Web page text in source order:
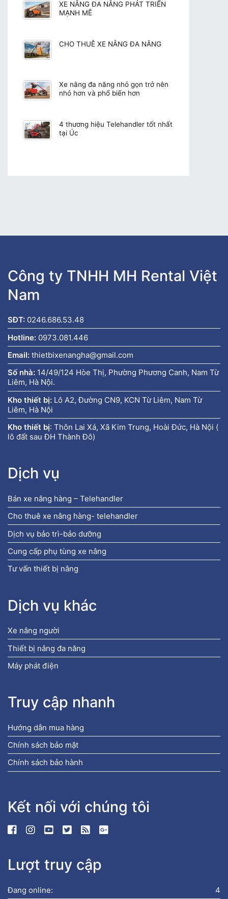
XE NÂNG ĐA NĂNG PHÁT TRIỂN
MẠNH MẼ
CHO THUÊ XE NÂNG ĐA NĂNG
Xe nâng đa năng nhỏ gọn trở nên
nhỏ hơn và phổ biến hơn
4 thương hiệu Telehandler tốt nhất
tại Úc
Công ty TNHH MH Rental Việt
Nam
SĐT: 0246.686.53.48
Hotline: 0973.081.446
Email: thietbixenangha@gmail.com
Số nhà: 14/49/124 Hòe Thị, Phường Phương Canh, Nam Từ
Liêm, Hà Nội.
Kho thiết bị: Lô A2, Đường CN9, KCN Từ Liêm, Nam Từ
Liêm, Hà Nội
Kho thiết bị: Thôn Lai Xá, Xã Kim Trung, Hoài Đức, Hà Nội (
lô đất sau ĐH Thành Đô)
Dịch vụ
Bán xe nâng hàng – Telehandler
Cho thuê xe nâng hàng- telehandler
Dịch vụ bảo trì-bảo dưỡng
Cung cấp phụ tùng xe nâng
Tư vấn thiết bị nâng
Dịch vụ khác
Xe nâng người
Thiết bị nâng đa năng
Máy phát điện
Truy cập nhanh
Hướng dẫn mua hàng
Chính sách bảo mật
Chính sách bảo hành
Kết nối với chúng tôi
Lượt truy cập
4
Đang online: